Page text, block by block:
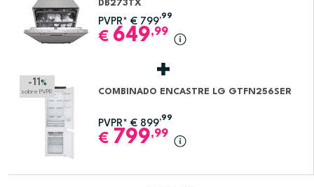
DB273TX
PVPR* € 799
,99
€ 649,99
-11 %
sobre PVPR COMBINADO ENCASTRE LG GTFN256SER
PVPR* € 899
,99
€ 799,99